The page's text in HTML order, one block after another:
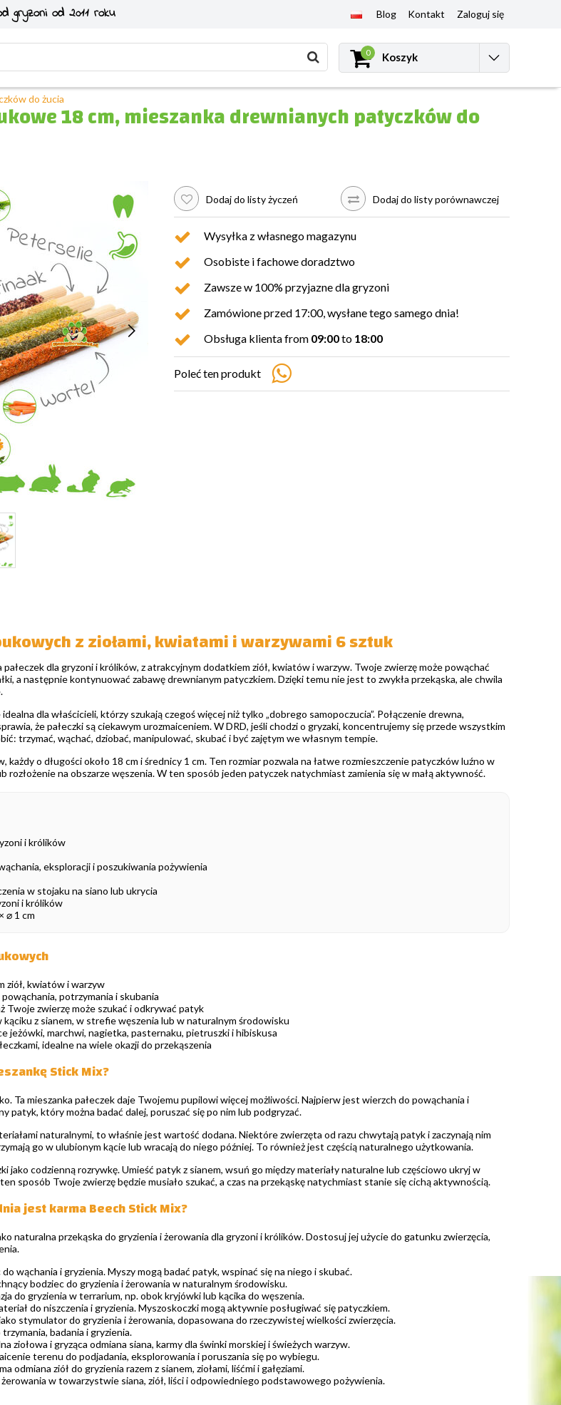
gryzoni od 2011 roku
Blog Kontakt Zaloguj się
0 Koszyk
do żucia
18 cm, mieszanka drewnianych patyczków do
Dodaj do listy życzeń Dodaj do listy porównawczej
Wysyłka z własnego magazynu
Osobiste i fachowe doradztwo
Zawsze w 100% przyjazne dla gryzoni
Zamówione przed 17:00, wysłane tego samego dnia!
Obsługa klienta from 09:00to 18:00
Poleć ten produkt
z ziołami, kwiatami i warzywami 6 sztuk
dla gryzoni i królików, z atrakcyjnym dodatkiem ziół, kwiatów i warzyw. Twoje zwierzę może powąchać
a następnie kontynuować zabawę drewnianym patyczkiem. Dzięki temu nie jest to zwykła przekąska, ale chwila
dla właścicieli, którzy szukają czegoś więcej niż tylko „dobrego samopoczucia”. Połączenie drewna,
że pałeczki są ciekawym urozmaiceniem. W DRD, jeśli chodzi o gryzaki, koncentrujemy się przede wszystkim
trzymać, wąchać, dziobać, manipulować, skubać i być zajętym we własnym tempie.
każdy o długości około 18 cm i średnicy 1 cm. Ten rozmiar pozwala na łatwe rozmieszczenie patyczków luźno w
rozłożenie na obszarze węszenia. W ten sposób jeden patyczek natychmiast zamienia się w małą aktywność.
i królików
eksploracji i poszukiwania pożywienia
w stojaku na siano lub ukrycia
i królików
⌀ 1 cm
ziół, kwiatów i warzyw
potrzymania i skubania
Twoje zwierzę może szukać i odkrywać patyk
kąciku z sianem, w strefie węszenia lub w naturalnym środowisku
jeżówki, marchwi, nagietka, pasternaku, pietruszki i hibiskusa
idealne na wiele okazji do przekąszenia
Stick Mix?
Ta mieszanka pałeczek daje Twojemu pupilowi więcej możliwości. Najpierw jest wierzch do powąchania i
patyk, który można badać dalej, poruszać się po nim lub podgryzać.
naturalnymi, to właśnie jest wartość dodana. Niektóre zwierzęta od razu chwytają patyk i zaczynają nim
go w ulubionym kącie lub wracają do niego później. To również jest częścią naturalnego użytkowania.
jako codzienną rozrywkę. Umieść patyk z sianem, wsuń go między materiały naturalne lub częściowo ukryj w
sposób Twoje zwierzę będzie musiało szukać, a czas na przekąskę natychmiast stanie się cichą aktywnością.
jest karma Beech Stick Mix?
naturalna przekąska do gryzienia i żerowania dla gryzoni i królików. Dostosuj jej użycie do gatunku zwierzęcia,
wąchania i gryzienia. Myszy mogą badać patyk, wspinać się na niego i skubać.
bodziec do gryzienia i żerowania w naturalnym środowisku.
do gryzienia w terrarium, np. obok kryjówki lub kącika do węszenia.
do niszczenia i gryzienia. Myszoskoczki mogą aktywnie posługiwać się patyczkiem.
stymulator do gryzienia i żerowania, dopasowana do rzeczywistej wielkości zwierzęcia.
badania i gryzienia.
ziołowa i gryząca odmiana siana, karmy dla świnki morskiej i świeżych warzyw.
terenu do podjadania, eksplorowania i poruszania się po wybiegu.
odmiana ziół do gryzienia razem z sianem, ziołami, liśćmi i gałęziami.
żerowania w towarzystwie siana, ziół, liści i odpowiedniego podstawowego pożywienia.